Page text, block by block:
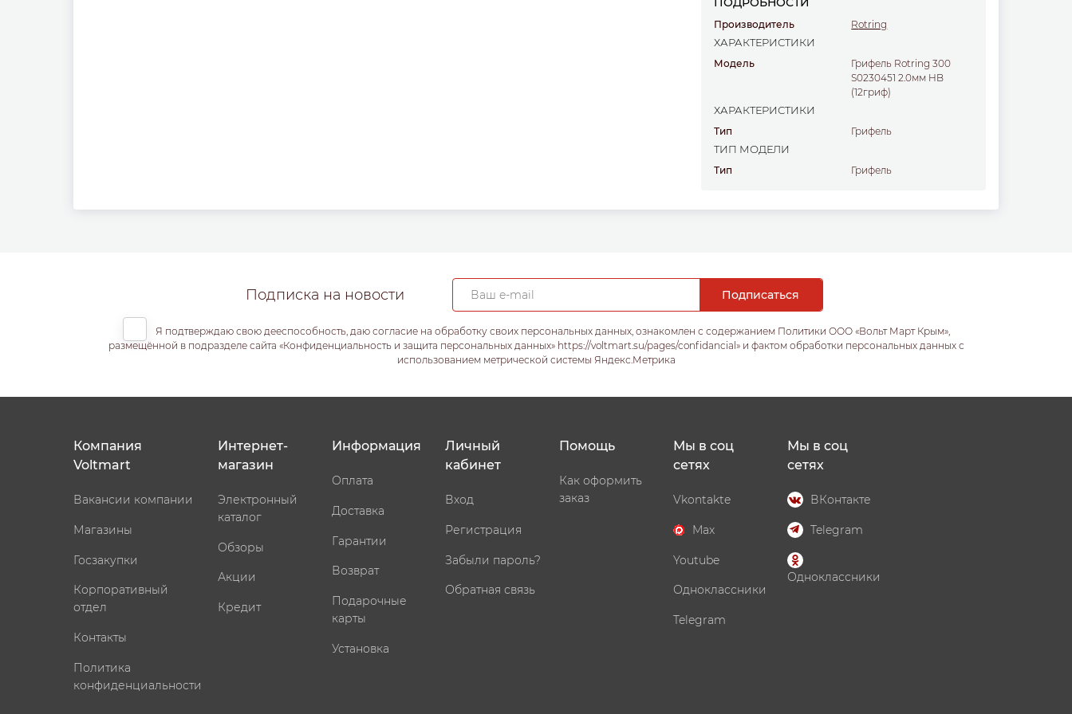
Производитель Rotring
ХАРАКТЕРИСТИКИ
Модель
Грифель Rotring 300
S0230451 2.0мм HB
(12гриф)
ХАРАКТЕРИСТИКИ
Тип Грифель
ТИП МОДЕЛИ
Тип Грифель
Подписка на новости
Я подтверждаю свою дееспособность, даю согласие на обработку своих персональных данных, ознакомлен с содержанием Политики ООО «Вольт Март Крым»,
размещённой в подразделе сайта «Конфиденциальность и защита персональных данных» https://voltmart.su/pages/confidancial» и фактом обработки персональных данных с
использованием метрической системы Яндекс.Метрика
Компания
Voltmart
Вакансии компании
Магазины
Госзакупки
Корпоративный
отдел
Контакты
Политика
конфиденциальности
Интернет-
магазин
Электронный
каталог
Обзоры
Акции
Кредит
Информация
Оплата
Доставка
Гарантии
Возврат
Подарочные
карты
Установка
Личный
кабинет
Вход
Регистрация
Забыли пароль?
Обратная связь
Помощь
Как оформить
заказ
Мы в соц
сетях
Vkontakte
Max
Youtube
Одноклассники
Telegram
Мы в соц
сетях
ВКонтакте
Telegram
Одноклассники